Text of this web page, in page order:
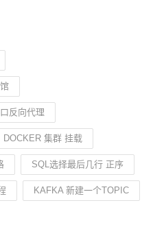
反向代理
DOCKER 集群 挂载
SQL选择最后几行 正序
KAFKA 新建一个TOPIC